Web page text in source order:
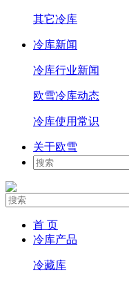
其它冷库
冷库新闻
冷库行业新闻
欧雪冷库动态
冷库使用常识
关于欧雪
首 页
冷库产品
冷藏库